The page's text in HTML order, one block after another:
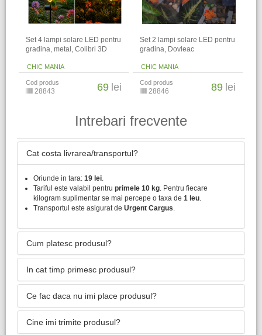
Set 4 lampi solare LED pentru
gradina, metal, Colibri 3D
CHIC MANIA
Cod produs
28843 69 lei
Set 2 lampi solare LED pentru
gradina, Dovleac
CHIC MANIA
Cod produs
28846 89 lei
Intrebari frecvente
Cat costa livrarea/transportul?
Oriunde in tara: 19 lei
Tariful este valabil pentru primele 10 kg . Pentru fiecare
kilogram suplimentar se mai percepe o taxa de 1 leu
Transportul este asigurat de Urgent Cargus
Cum platesc produsul?
In cat timp primesc produsul?
Ce fac daca nu imi place produsul?
Cine imi trimite produsul?